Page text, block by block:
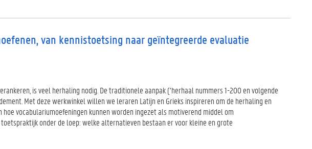
van kennistoetsing naar geïntegreerde evaluatie
is veel herhaling nodig. De traditionele aanpak (‘herhaal nummers 1-200 en volgende
Met deze werkwinkel willen we leraren Latijn en Grieks inspireren om de herhaling en
vocabulariumoefeningen kunnen worden ingezet als motiverend middel om
onder de loep: welke alternatieven bestaan er voor kleine en grote